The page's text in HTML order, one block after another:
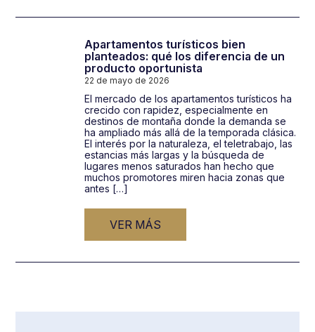
Apartamentos turísticos bien
planteados: qué los diferencia de un
producto oportunista
22 de mayo de 2026
El mercado de los apartamentos turísticos ha
crecido con rapidez, especialmente en
destinos de montaña donde la demanda se
ha ampliado más allá de la temporada clásica.
El interés por la naturaleza, el teletrabajo, las
estancias más largas y la búsqueda de
lugares menos saturados han hecho que
muchos promotores miren hacia zonas que
antes […]
VER MÁS